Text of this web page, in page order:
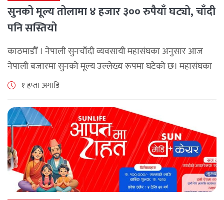
सुनको मूल्य तोलामा ४ हजार ३०० रुपैयाँ घट्यो, चाँदी
पनि सस्तियो
काठमाडौँ । नेपाली सुनचाँदी व्यवसायी महासंघका अनुसार आज
नेपाली बजारमा सुनको मूल्य उल्लेख्य रूपमा घटेको छ। महासंघका
अनुसार छापावाल सुनको मूल्य आज प्रतितोला दुई लाख ८४ हजार
१ हप्ता अगाडि